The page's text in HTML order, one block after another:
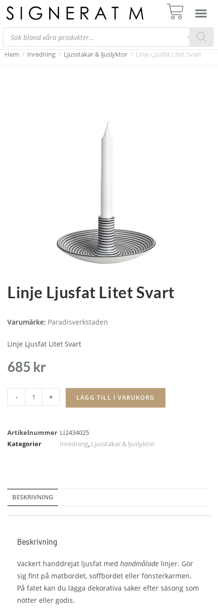
Hem / Inredning / Ljusstakar & ljuslyktor / Linje Ljusfat Litet Svart
Linje Ljusfat Litet Svart
Varumärke: Paradisverkstaden
Linje Ljusfat Litet Svart
685 kr
- + LÄGG TILL I VARUKORG
Artikelnummer LI2434025
Kategorier
Inredning, Ljusstakar & ljuslyktor
BESKRIVNING
Beskrivning
Vackert handdrejat ljusfat med handmålade linjer. Gör
sig fint på matbordet, soffbordet eller fönsterkarmen.
På fatet kan du lägga dekorativa saker efter säsong som
nötter eller godis.